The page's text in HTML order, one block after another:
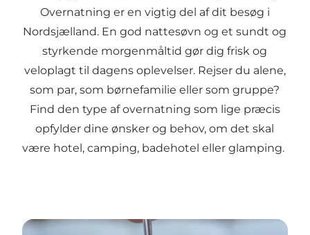
Overnatning er en vigtig del af dit besøg i
Nordsjælland. En god nattesøvn og et sundt og
styrkende morgenmåltid gør dig frisk og
veloplagt til dagens oplevelser. Rejser du alene,
som par, som børnefamilie eller som gruppe?
Find den type af overnatning som lige præcis
opfylder dine ønsker og behov, om det skal
være hotel, camping, badehotel eller glamping.